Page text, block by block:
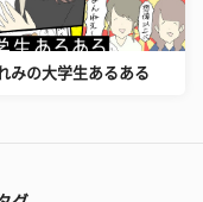
みの大学生あるある